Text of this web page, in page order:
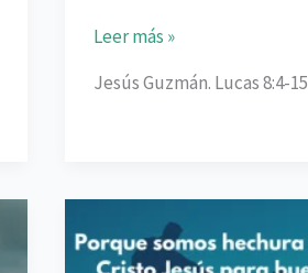
Perseverando
el
Leer más »
Jesús Guzmán. Lucas 8:4-15